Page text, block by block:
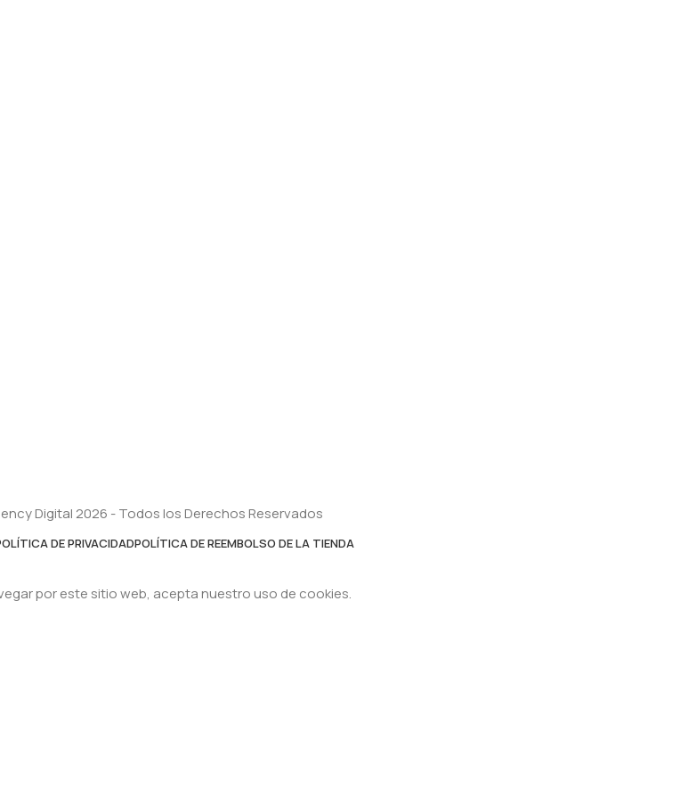
Digital 2026 - Todos los Derechos Reservados
DE PRIVACIDADPOLÍTICA DE REEMBOLSO DE LA TIENDA
por este sitio web, acepta nuestro uso de cookies.